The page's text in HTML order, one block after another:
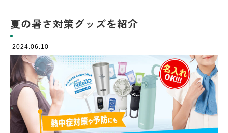
夏の暑さ対策グッズを紹介
2024.06.10